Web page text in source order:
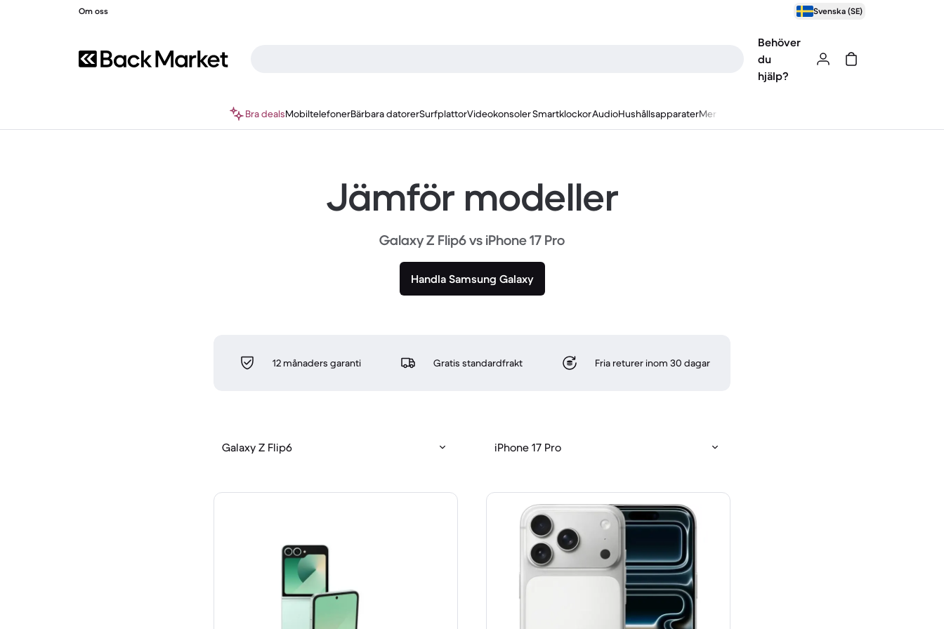
Om oss Svenska (SE)
Behöver
du
hjälp?
Bra dealsMobiltelefonerBärbara datorerSurfplattorVideokonsolerSmartklockorAudioHushållsapparaterMer
Jämför modeller
Galaxy Z Flip6 vs iPhone 17 Pro
Handla Samsung Galaxy
12 månaders garanti Gratis standardfrakt Fria returer inom 30 dagar
Galaxy Z Flip6 iPhone 17 Pro